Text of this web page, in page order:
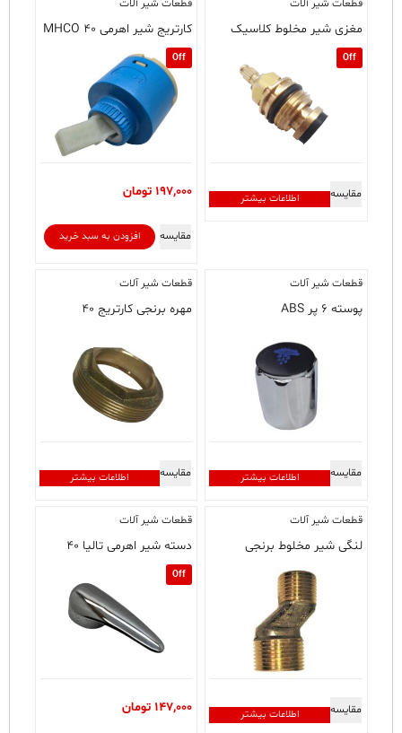
انواع
مختلفی
می
باشد.
گزینه
محصول
شوند
قطعات شیر آلات
مغزی شیر مخلوط کلاسیک
Off
اطلاعات بیشتر مقایسه
قطعات شیر آلات
کارتریج شیر اهرمی ۴۰ MHCO
Off
197,000 تومان
افزودن به سبد خرید مقایسه
قطعات شیر آلات
پوسته ۶ پر ABS
اطلاعات بیشتر مقایسه
قطعات شیر آلات
مهره برنجی کارتریج ۴۰
اطلاعات بیشتر مقایسه
قطعات شیر آلات
لنگی شیر مخلوط برنجی
اطلاعات بیشتر مقایسه
قطعات شیر آلات
دسته شیر اهرمی تالیا ۴۰
Off
147,000 تومان